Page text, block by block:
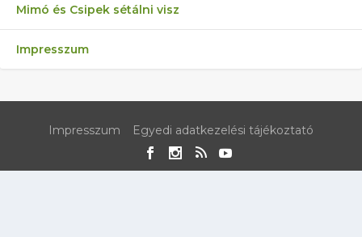
Mimó és Csipek sétálni visz
Impresszum
Impresszum Egyedi adatkezelési tájékoztató